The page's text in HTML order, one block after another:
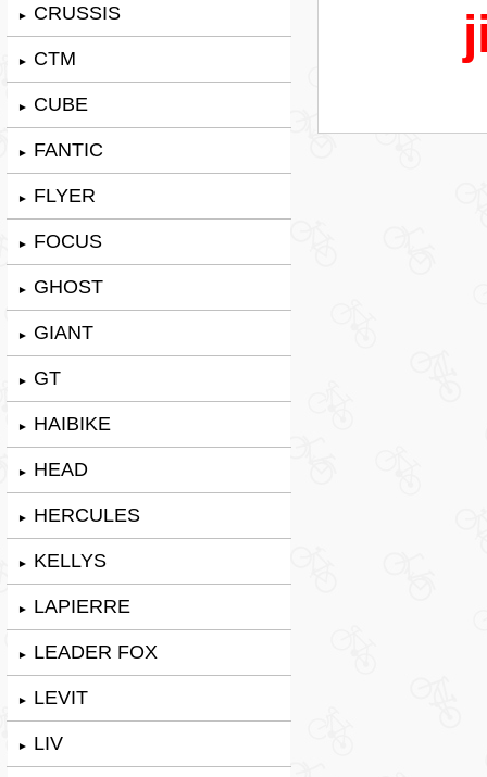
► CRUSSIS
► CTM
► CUBE
► FANTIC
► FLYER
► FOCUS
► GHOST
► GIANT
► GT
► HAIBIKE
► HEAD
► HERCULES
► KELLYS
► LAPIERRE
► LEADER FOX
► LEVIT
► LIV